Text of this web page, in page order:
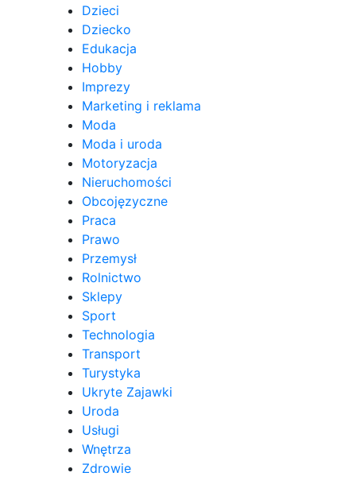
Dzieci
Dziecko
Edukacja
Hobby
Imprezy
Marketing i reklama
Moda
Moda i uroda
Motoryzacja
Nieruchomości
Obcojęzyczne
Praca
Prawo
Przemysł
Rolnictwo
Sklepy
Sport
Technologia
Transport
Turystyka
Ukryte Zajawki
Uroda
Usługi
Wnętrza
Zdrowie